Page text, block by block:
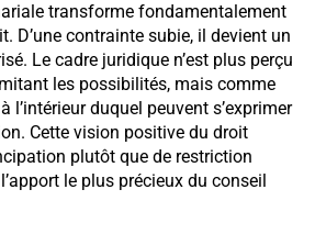
transforme fondamentalement
D’une contrainte subie, il devient un
Le cadre juridique n’est plus perçu
les possibilités, mais comme
l’intérieur duquel peuvent s’exprimer
Cette vision positive du droit
plutôt que de restriction
le plus précieux du conseil